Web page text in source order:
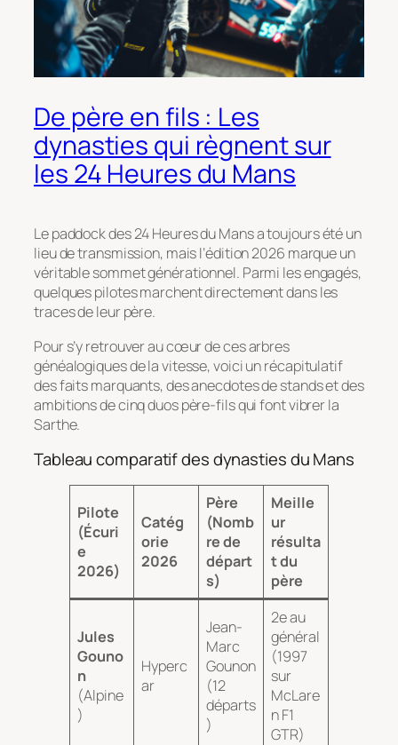
De père en fils : Les
dynasties qui règnent sur
les 24 Heures du Mans
Le paddock des 24 Heures du Mans a toujours été un
lieu de transmission, mais l’édition 2026 marque un
véritable sommet générationnel. Parmi les engagés,
quelques pilotes marchent directement dans les
traces de leur père.
Pour s’y retrouver au cœur de ces arbres
généalogiques de la vitesse, voici un récapitulatif
des faits marquants, des anecdotes de stands et des
ambitions de cinq duos père-fils qui font vibrer la
Sarthe.
Tableau comparatif des dynasties du Mans
Pilote
(Écuri
e
2026)
Catég
orie
2026
Père
(Nomb
re de
départ
s)
Meille
ur
résulta
t du
père
Jules
Gouno
n
(Alpine
)
Hyperc
ar
Jean-
Marc
Gounon
(12
départs
)
2e au
général
(1997
sur
McLare
n F1
GTR)